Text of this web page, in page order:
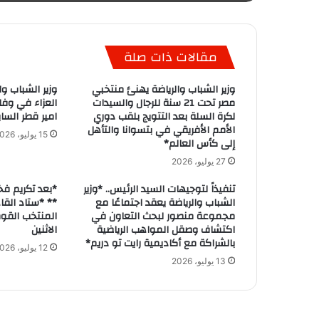
مقالات ذات صلة
وزير الشباب والرياضة يهنئ منتخبي
مصر تحت 21 سنة للرجال والسيدات
لكرة السلة بعد التتويج بلقب دوري
الأمم الأفريقي في بتسوانا والتأهل
إلى كأس العالم*
27 يوليو، 2026
وزير الشباب
العزاء في
امير قطر
15 يوليو، 2026
تنفيذاً لتوجيهات السيد الرئيس.. *وزير
الشباب والرياضة يعقد اجتماعًا مع
مجموعة منصور لبحث التعاون في
اكتشاف وصقل المواهب الرياضية
بالشراكة مع أكاديمية رايت تو دريم*
13 يوليو، 2026
*بعد تكريم
** *ستاد
المنتخب
الاثنين
12 يوليو، 2026